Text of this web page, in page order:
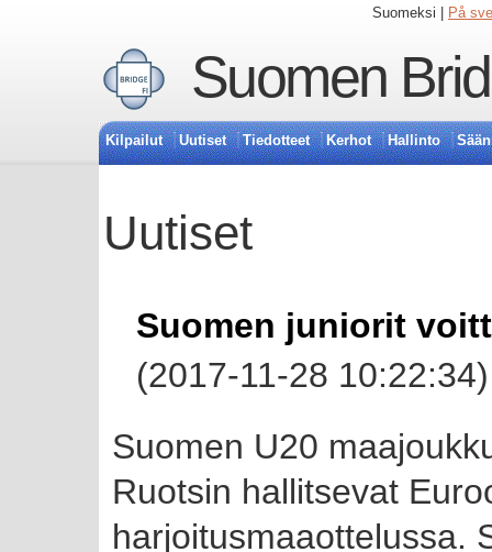
Suomeksi | På
Suomen
Kilpailut Uutiset Tiedotteet Kerhot Hallinto
Uutiset
Suomen juniorit
(2017-11-28 10:22:34)
Suomen U20
Ruotsin hallitsevat
harjoitusmaaottelussa.